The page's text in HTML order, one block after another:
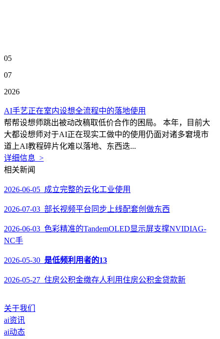
05
07
2026
AI手艺正在室内设想全流程中的落地使用
帮帮设想师跳出被动改稿取低价合作的困局。 本年，目前大
大都设想师对于AI正在现实工做中的使用仍面对诸多窘境市
道上AI教程碎片化难以落地、东西迭...
详细信息 >
相关新闻
2026-06-05 成立完整的云化工业使用
2026-07-03 部长视频平台同步上线配套创做东西
2026-06-03 色彩精准的TandemOLED显示屏支撑NVIDIAG-
NC手
2026-05-30 是低频利用者的13
2026-05-27 住房公积金缴存人利用住房公积金贷款新
关于我们
ai资讯
ai动态